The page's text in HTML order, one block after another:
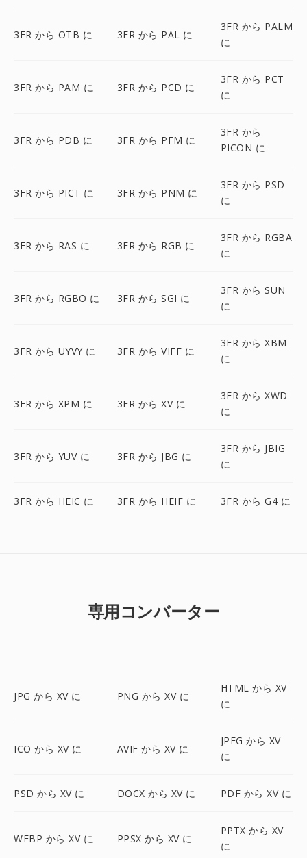
3FR から OTB に 3FR から PAL に
3FR から PALM
に
3FR から PAM に 3FR から PCD に
3FR から PCT
に
3FR から PDB に 3FR から PFM に
3FR から
PICON に
3FR から PICT に 3FR から PNM に
3FR から PSD
に
3FR から RAS に 3FR から RGB に
3FR から RGBA
に
3FR から RGBO に 3FR から SGI に
3FR から SUN
に
3FR から UYVY に 3FR から VIFF に
3FR から XBM
に
3FR から XPM に 3FR から XV に
3FR から XWD
に
3FR から YUV に 3FR から JBG に
3FR から JBIG
に
3FR から HEIC に 3FR から HEIF に 3FR から G4 に
専用コンバーター
JPG から XV に PNG から XV に
HTML から XV
に
ICO から XV に AVIF から XV に
JPEG から XV
に
PSD から XV に DOCX から XV に PDF から XV に
WEBP から XV に PPSX から XV に
PPTX から XV
に